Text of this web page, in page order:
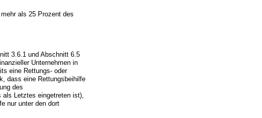
als 25 Prozent des
3.6.1 und Abschnitt 6.5
Unternehmen in
eine Rettungs- oder
dass eine Rettungsbeihilfe
des
als Letztes eingetreten ist),
nur unter den dort